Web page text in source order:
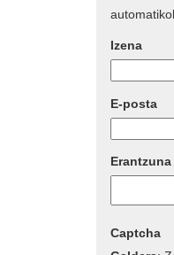
Izena
E-posta
Erantzuna
Captcha